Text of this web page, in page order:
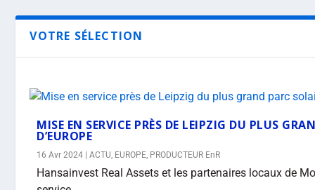
VOTRE SÉLECTION
MISE EN SERVICE PRÈS DE LEIPZIG DU PLUS
D’EUROPE
16 Avr 2024 |ACTU, EUROPE, PRODUCTEUR EnR
Hansainvest Real Assets et les partenaires locaux de